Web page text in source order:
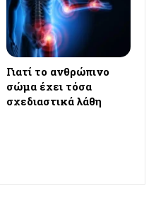
Γιατί το ανθρώπινο
σώμα έχει τόσα
σχεδιαστικά λάθη